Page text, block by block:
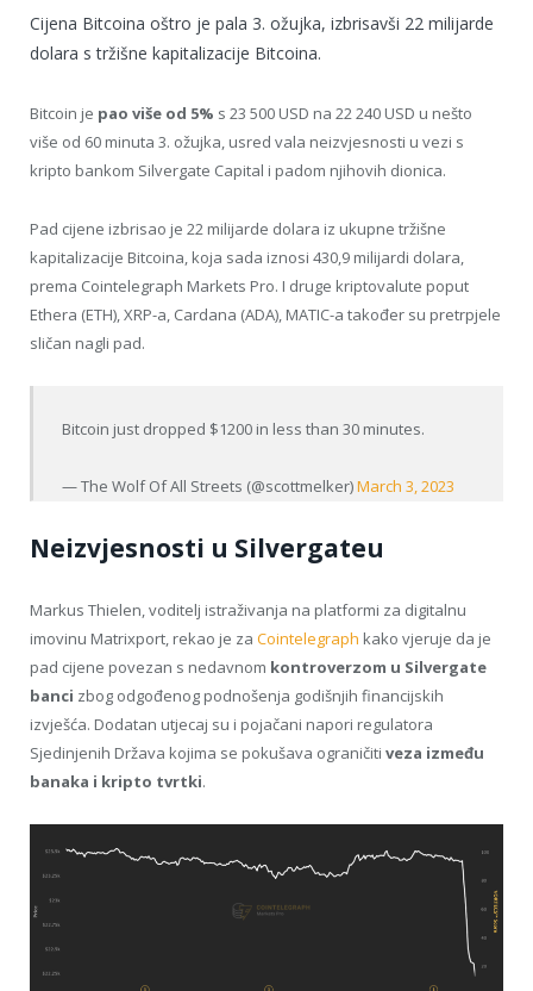
Cijena Bitcoina oštro je pala 3. ožujka, izbrisavši 22 milijarde
dolara s tržišne kapitalizacije Bitcoina.
Bitcoin je pao više od 5% s 23 500 USD na 22 240 USD u nešto
više od 60 minuta 3. ožujka, usred vala neizvjesnosti u vezi s
kripto bankom Silvergate Capital i padom njihovih dionica.
Pad cijene izbrisao je 22 milijarde dolara iz ukupne tržišne
kapitalizacije Bitcoina, koja sada iznosi 430,9 milijardi dolara,
prema Cointelegraph Markets Pro. I druge kriptovalute poput
Ethera (ETH), XRP-a, Cardana (ADA), MATIC-a također su pretrpjele
sličan nagli pad.
Bitcoin just dropped $1200 in less than 30 minutes.
— The Wolf Of All Streets (@scottmelker)March 3, 2023
Neizvjesnosti u Silvergateu
Markus Thielen, voditelj istraživanja na platformi za digitalnu
imovinu Matrixport, rekao je za Cointelegraph kako vjeruje da je
pad cijene povezan s nedavnom kontroverzom u Silvergate
banci zbog odgođenog podnošenja godišnjih financijskih
izvješća. Dodatan utjecaj su i pojačani napori regulatora
Sjedinjenih Država kojima se pokušava ograničiti veza između
banaka i kripto tvrtki.